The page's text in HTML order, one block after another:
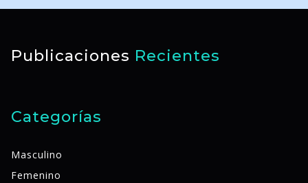
Publicaciones Recientes
Categorías
Masculino
Femenino